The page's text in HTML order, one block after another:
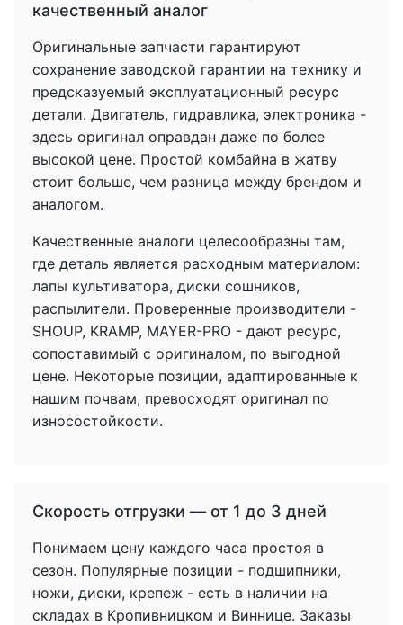
качественный аналог
Оригинальные запчасти гарантируют
сохранение заводской гарантии на технику и
предсказуемый эксплуатационный ресурс
детали. Двигатель, гидравлика, электроника -
здесь оригинал оправдан даже по более
высокой цене. Простой комбайна в жатву
стоит больше, чем разница между брендом и
аналогом.
Качественные аналоги целесообразны там,
где деталь является расходным материалом:
лапы культиватора, диски сошников,
распылители. Проверенные производители -
SHOUP, KRAMP, MAYER-PRO - дают ресурс,
сопоставимый с оригиналом, по выгодной
цене. Некоторые позиции, адаптированные к
нашим почвам, превосходят оригинал по
износостойкости.
Скорость отгрузки — от 1 до 3 дней
Понимаем цену каждого часа простоя в
сезон. Популярные позиции - подшипники,
ножи, диски, крепеж - есть в наличии на
складах в Кропивницком и Виннице. Заказы